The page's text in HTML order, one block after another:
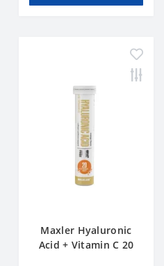
Maxler Hyaluronic
Acid + Vitamin C 20